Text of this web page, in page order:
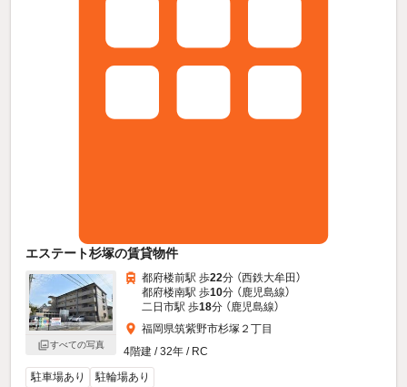
エステート杉塚の賃貸物件
すべての写真
都府楼前駅 歩22分 （西鉄大牟田）
都府楼南駅 歩10分 （鹿児島線）
二日市駅 歩18分 （鹿児島線）
福岡県筑紫野市杉塚２丁目
4階建 / 32年 / RC
駐車場あり
駐輪場あり